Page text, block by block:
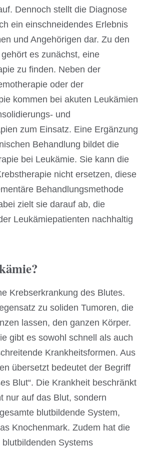
Dennoch stellt die Diagnose
ein einschneidendes Erlebnis
und Angehörigen dar. Zu den
es zunächst, eine
zu finden. Neben der
oder der
kommen bei akuten Leukämien
und
zum Einsatz. Eine Ergänzung
Behandlung bildet die
bei Leukämie. Sie kann die
nicht ersetzen, diese
Behandlungsmethode
zielt sie darauf ab, die
Leukämiepatienten nachhaltig
Krebserkrankung des Blutes.
zu soliden Tumoren, die
lassen, den ganzen Körper.
gibt es sowohl schnell als auch
Krankheitsformen. Aus
übersetzt bedeutet der Begriff
Blut“. Die Krankheit beschränkt
nur auf das Blut, sondern
blutbildende System,
Knochenmark. Zudem hat die
Systems